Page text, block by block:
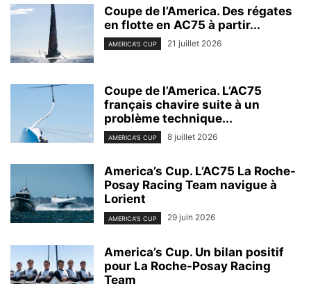
Coupe de l’America. Des régates
en flotte en AC75 à partir...
AMERICA'S CUP 21 juillet 2026
Coupe de l’America. L’AC75
français chavire suite à un
problème technique...
AMERICA'S CUP 8 juillet 2026
America’s Cup. L’AC75 La Roche-
Posay Racing Team navigue à
Lorient
AMERICA'S CUP 29 juin 2026
America’s Cup. Un bilan positif
pour La Roche-Posay Racing
Team